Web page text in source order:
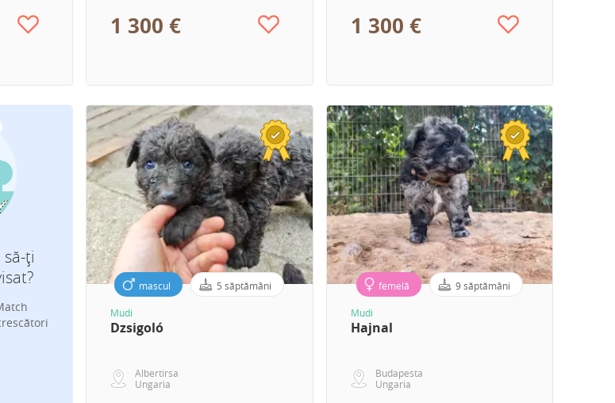
1 300 € 1 300 €
ți
Ce rasă căutați?
mascul 5 săptămâni
Mudi
Dzsigoló
Albertirsa
Ungaria
femelă 9 săptămâni
Mudi
Hajnal
Budapesta
Ungaria